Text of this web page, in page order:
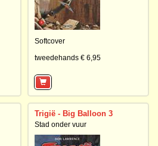
Softcover
tweedehands € 6,95
Trigië - Big Balloon 3
Stad onder vuur